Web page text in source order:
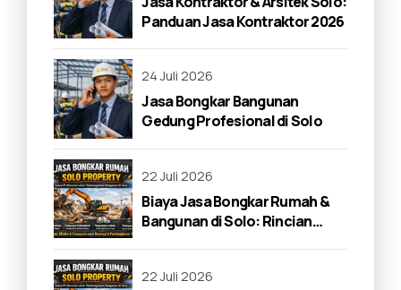
Panduan Jasa Kontraktor 2026
24 Juli 2026
Jasa Bongkar Bangunan
Gedung Profesional di Solo
22 Juli 2026
Biaya Jasa Bongkar Rumah &
Bangunan di Solo: Rincian
22 Juli 2026